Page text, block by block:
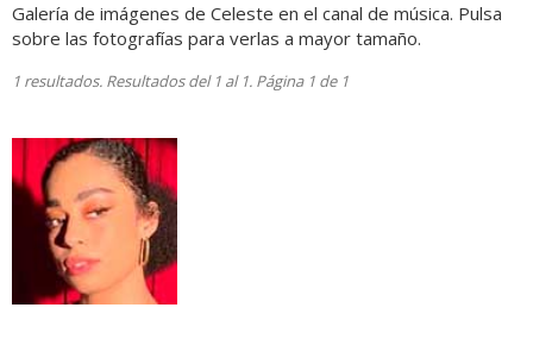
Galería de imágenes de Celeste en el canal de música. Pulsa
sobre las fotografías para verlas a mayor tamaño.
1 resultados. Resultados del 1 al 1. Página 1 de 1